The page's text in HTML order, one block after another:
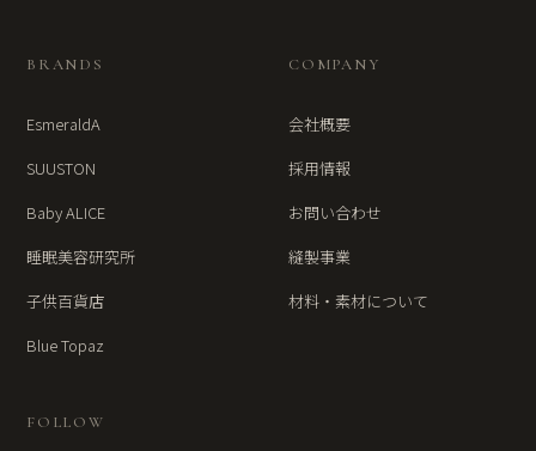
BRANDS
EsmeraldA
SUUSTON
Baby ALICE
睡眠美容研究所
子供百貨店
Blue Topaz
COMPANY
会社概要
採用情報
お問い合わせ
縫製事業
材料・素材について
FOLLOW